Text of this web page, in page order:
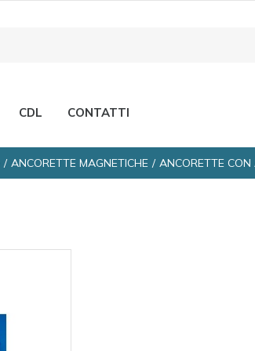
CDL CONTATTI
ANCORETTE MAGNETICHE ANCORETTE CON